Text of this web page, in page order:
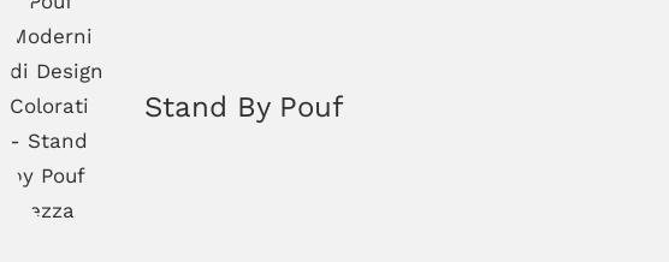
Stand By Pouf